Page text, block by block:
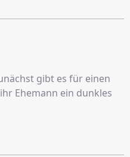
gibt es für einen
Ehemann ein dunkles